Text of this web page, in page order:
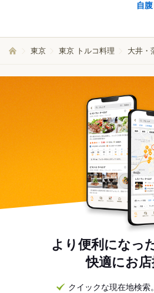
自腹
東京 東京 トルコ料理 大井・
より便利になっ
快適にお店
クイックな現在地検索